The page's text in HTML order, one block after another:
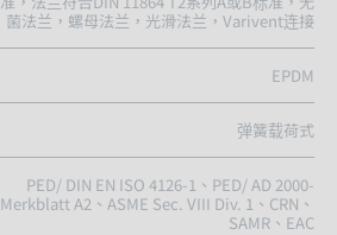
菌法兰，螺母法兰，光滑法兰，Varivent连接
EPDM
弹簧载荷式
PED/ DIN EN ISO 4126-1、PED/ AD 2000-
Merkblatt A2、ASME Sec. VIII Div. 1、CRN、
SAMR、EAC